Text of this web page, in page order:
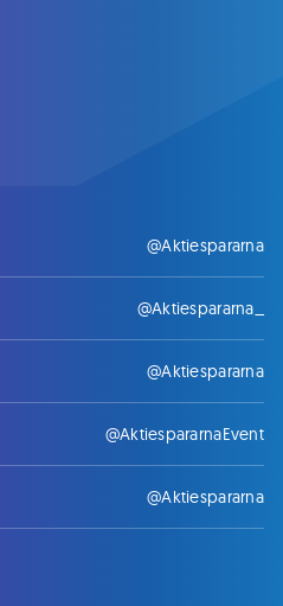
@Aktiespararna
@Aktiespararna_
@Aktiespararna
@AktiespararnaEvent
@Aktiespararna